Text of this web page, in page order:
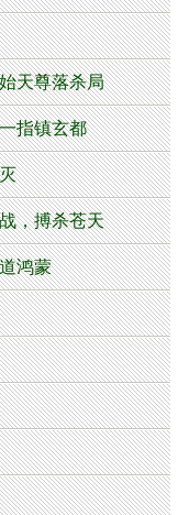
天尊落杀局
指镇玄都
，搏杀苍天
鸿蒙